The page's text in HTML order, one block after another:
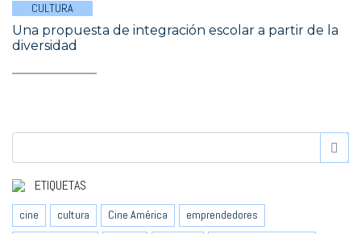
CULTURA
Una propuesta de integración escolar a partir de la
diversidad
ETIQUETAS
cine cultura Cine América
emprendedores